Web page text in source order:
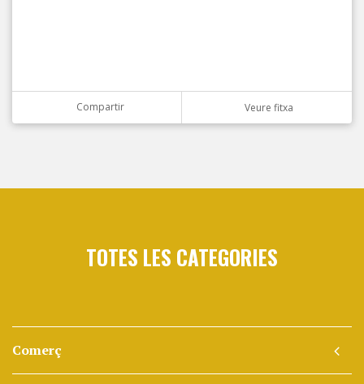
Compartir Veure fitxa
TOTES LES CATEGORIES
Comerç